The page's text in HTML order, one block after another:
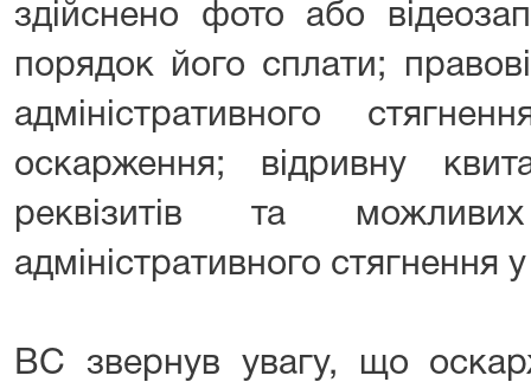
здійснено фото або
порядок його сплати;
адміністративного
оскарження; відривну
реквізитів та
адміністративного стягнення
ВС звернув увагу, що